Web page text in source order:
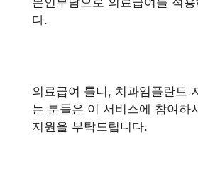
다.
의료급여 틀니, 치과임플란트
는 분들은 이 서비스에 참여하
지원을 부탁드립니다.